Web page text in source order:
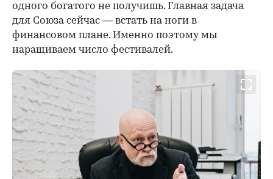
одного богатого не получишь. Главная задача
для Союза сейчас — встать на ноги в
финансовом плане. Именно поэтому мы
наращиваем число фестивалей.